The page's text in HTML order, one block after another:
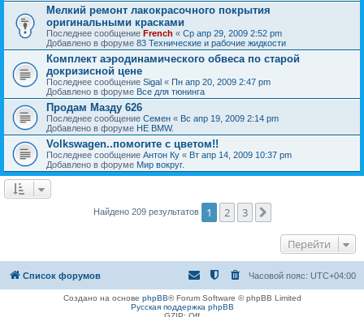
Мелкий ремонт лакокрасочного покрытия
оригинальными красками
Последнее сообщение French « Ср апр 29, 2009 2:52 pm
Добавлено в форуме 83 Технические и рабочие жидкости
Комплект аэродинамического обвеса по старой
докризисной цене
Последнее сообщение Sigal « Пн апр 20, 2009 2:47 pm
Добавлено в форуме Все для тюнинга
Продам Мазду 626
Последнее сообщение Семен « Вс апр 19, 2009 2:14 pm
Добавлено в форуме НЕ BMW.
Volkswagen..помогите с цветом!!
Последнее сообщение Антон Ку « Вт апр 14, 2009 10:37 pm
Добавлено в форуме Мир вокруг.
Найдено 209 результатов 1 2 3
Перейти
Список форумов Часовой пояс: UTC+04:00
Создано на основе phpBB® Forum Software © phpBB Limited
Русская поддержка phpBB